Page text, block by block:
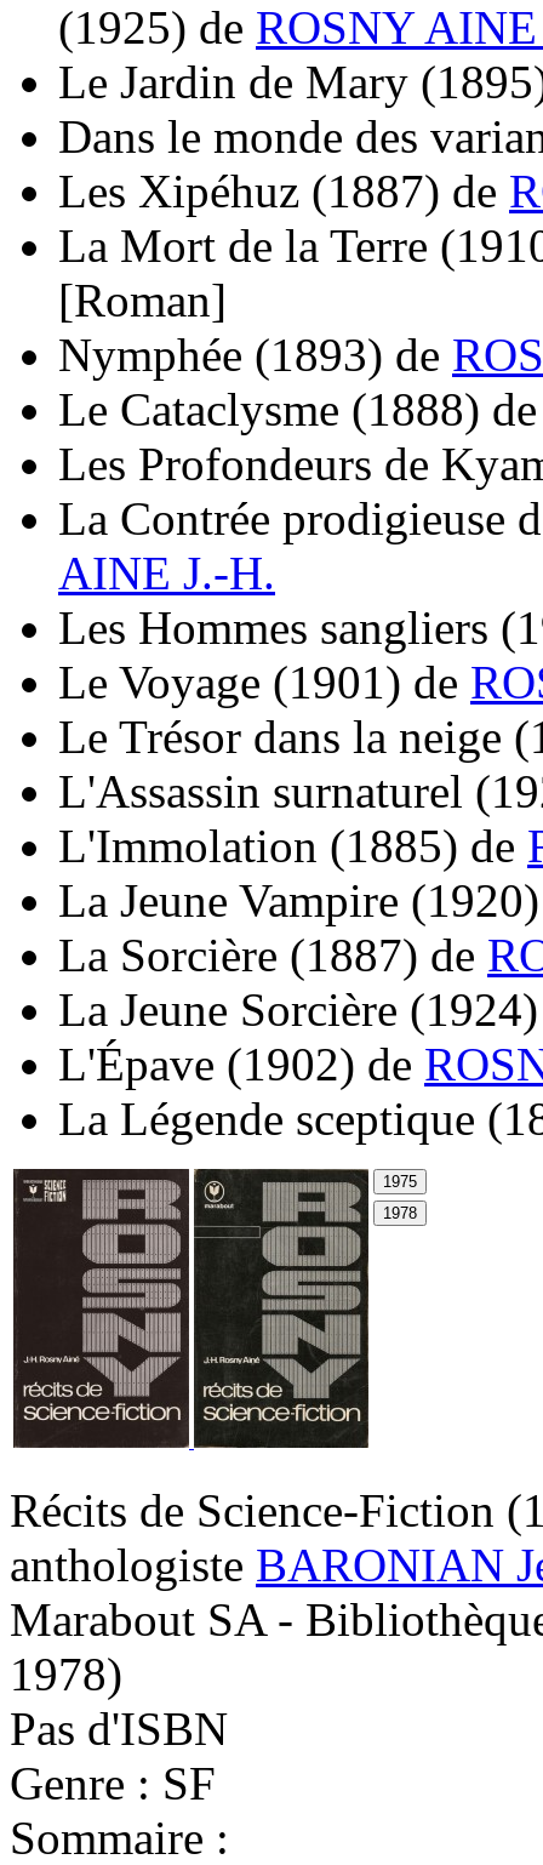
(1925) de ROSNY
Le Jardin de Mary
Dans le monde des
Les Xipéhuz (1887) de
La Mort de la Terre
[Roman]
Nymphée (1893) de
Le Cataclysme (1888)
Les Profondeurs de
La Contrée prodigieuse
AINE J.-H.
Les Hommes sangliers
Le Voyage (1901) de
Le Trésor dans la neige
L'Assassin surnaturel
L'Immolation (1885) de
La Jeune Vampire (1920)
La Sorcière (1887) de
La Jeune Sorcière (1924)
L'Épave (1902) de
La Légende sceptique
Récits de Science-Fiction
anthologiste BARONIAN
Marabout SA -
1978)
Pas d'ISBN
Genre : SF
Sommaire :